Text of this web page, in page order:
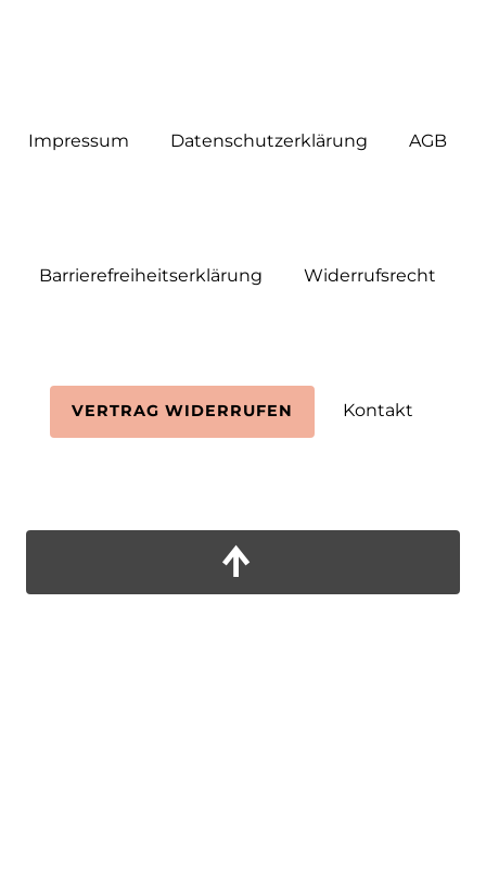
Impressum Daten­schutz­erklärung AGB
Barrierefreiheitserklärung Widerrufs­recht
VERTRAG WIDERRUFEN Kontakt